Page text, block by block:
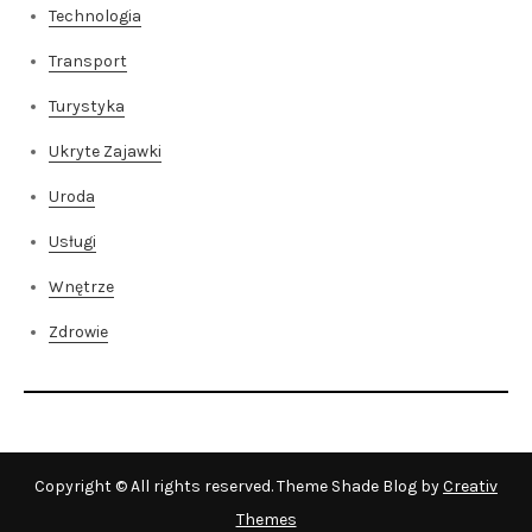
Technologia
Transport
Turystyka
Ukryte Zajawki
Uroda
Usługi
Wnętrze
Zdrowie
Copyright © All rights reserved. Theme Shade Blog byCreativ
Themes